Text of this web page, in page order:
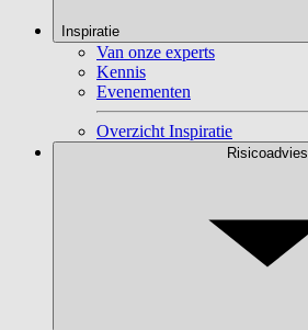
Inspiratie
Van onze experts
Kennis
Evenementen
Overzicht Inspiratie
Risicoadvies